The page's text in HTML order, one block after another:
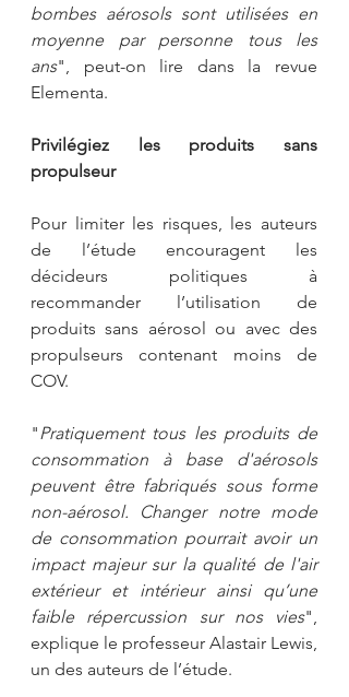
bombes aérosols sont utilisées en
moyenne par personne tous les
ans", peut-on lire dans la revue
Elementa.
Privilégiez les produits sans
propulseur
Pour limiter les risques, les auteurs
de l’étude encouragent les
décideurs politiques à
recommander l’utilisation de
produits sans aérosol ou avec des
propulseurs contenant moins de
COV.
"Pratiquement tous les produits de
consommation à base d'aérosols
peuvent être fabriqués sous forme
non-aérosol. Changer notre mode
de consommation pourrait avoir un
impact majeur sur la qualité de l'air
extérieur et intérieur ainsi qu’une
faible répercussion sur nos vies",
explique le professeur Alastair Lewis,
un des auteurs de l’étude.